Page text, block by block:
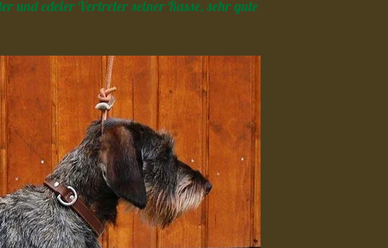
und edeler Vertreter seiner Rasse, sehr gute